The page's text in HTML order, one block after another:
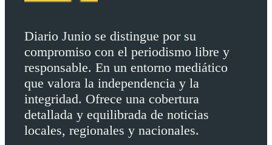
Diario Junio se distingue por su
compromiso con el periodismo libre y
responsable. En un entorno mediático
que valora la independencia y la
integridad. Ofrece una cobertura
detallada y equilibrada de noticias
locales, regionales y nacionales.